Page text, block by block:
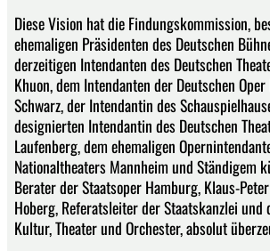
Diese Vision hat die Findungskommission,
ehemaligen Präsidenten des Deutschen
derzeitigen Intendanten des Deutschen
Khuon, dem Intendanten der Deutschen
Schwarz, der Intendantin des
designierten Intendantin des Deutschen
Laufenberg, dem ehemaligen
Nationaltheaters Mannheim und Ständigem
Berater der Staatsoper Hamburg, Klaus-
Hoberg, Referatsleiter der Staatskanzlei
Kultur, Theater und Orchester, absolut